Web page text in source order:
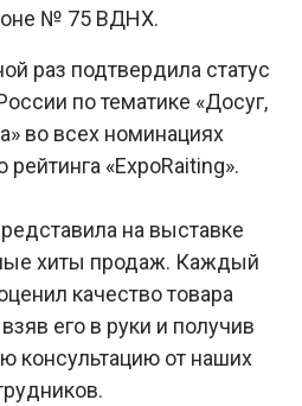
№ 75 ВДНХ.
раз подтвердила статус
по тематике «Досуг,
во всех номинациях
«ExpoRaiting».
на выставке
хиты продаж. Каждый
качество товара
его в руки и получив
консультацию от наших